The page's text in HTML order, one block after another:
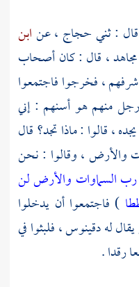
قال : ثنيحجاج ،عنابن
مجاهد ، قال : كانأصحاب
شرفهم ، فخرجوا فاجتمعوا
رجل منهم هو أسنهم : إني
، قالوا : ماذا تجد؟ قال
والأرض ، وقالوا : نحن
رب السماوات والأرض لن
) فاجتمعوا أن يدخلوا
لهدقينوس ،فلبثوا في
رقدا .